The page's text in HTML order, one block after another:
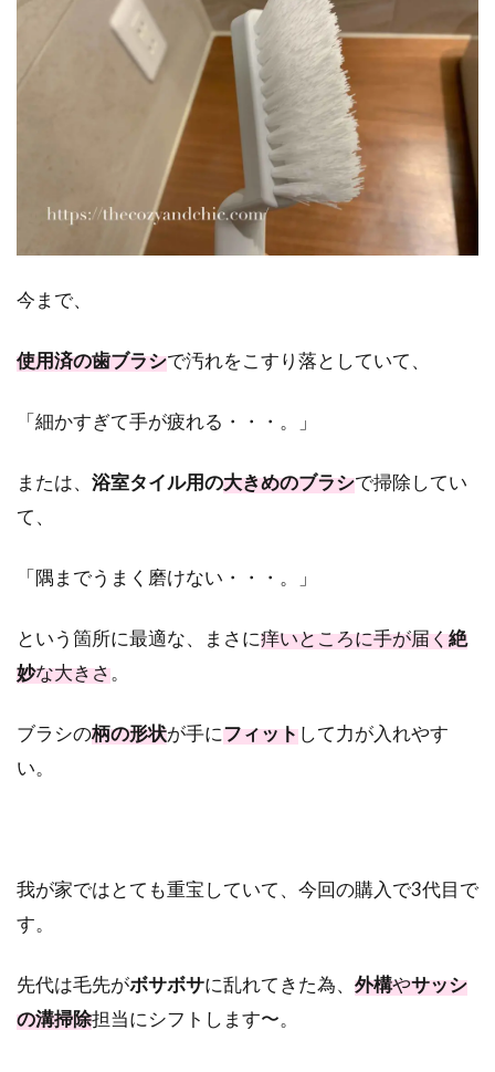
今まで、
使用済の歯ブラシで汚れをこすり落としていて、
「細かすぎて手が疲れる・・・。」
または、 浴室タイル用の大きめのブラシで掃除してい
て、
「隅までうまく磨けない・・・。」
という箇所に最適な、まさに痒いところに手が届く絶
妙な大きさ。
ブラシの柄の形状が手にフィットして力が入れやす
い。
我が家ではとても重宝していて、今回の購入で3代目で
す。
先代は毛先がボサボサに乱れてきた為、 外構やサッシ
の溝掃除担当にシフトします〜。